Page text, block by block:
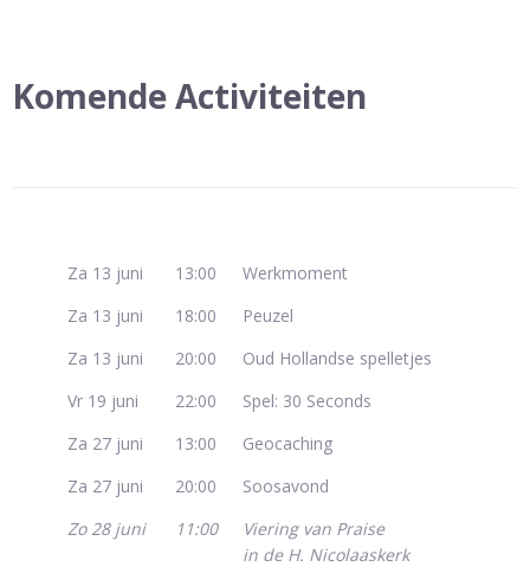
Komende Activiteiten
Za 13 juni 13:00
Werkmoment
Za 13 juni
18:00
Peuzel
Za 13 juni
20:00
Oud Hollandse spelletjes
Vr 19 juni
22:00
Spel: 30 Seconds
Za 27 juni
13:00
Geocaching
Za 27 juni
20:00
Soosavond
Zo 28 juni
11:00
Viering van Praise
in de H. Nicolaaskerk